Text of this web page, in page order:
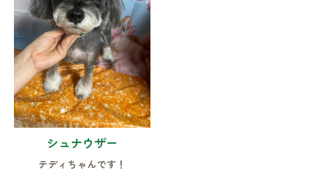
シュナウザー
テディちゃんです！